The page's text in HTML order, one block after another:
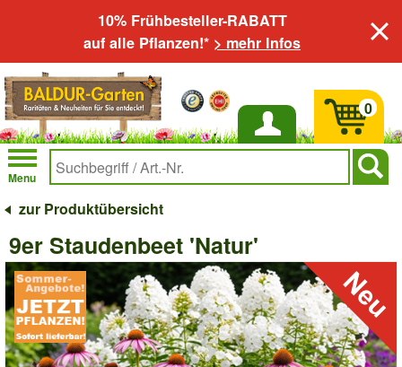
10% Frühbesteller-RABATT
auf alle Pflanzen!* > mehr Infos
Anmelden
Menu
0
zur Produktübersicht
9er Staudenbeet 'Natur'